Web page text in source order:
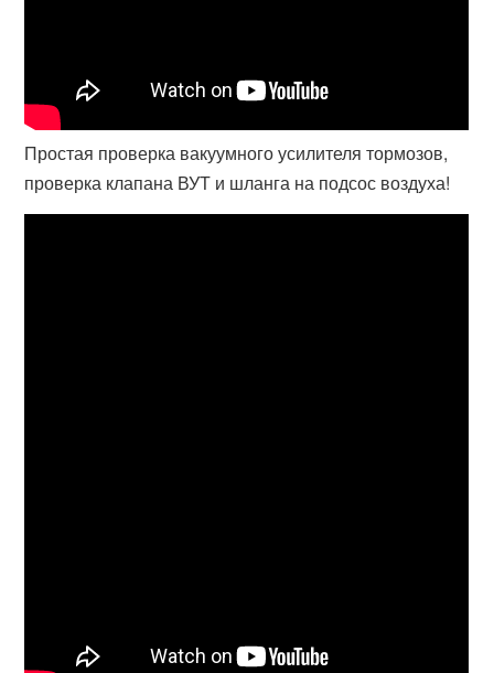
Простая проверка вакуумного усилителя тормозов,
проверка клапана ВУТ и шланга на подсос воздуха!